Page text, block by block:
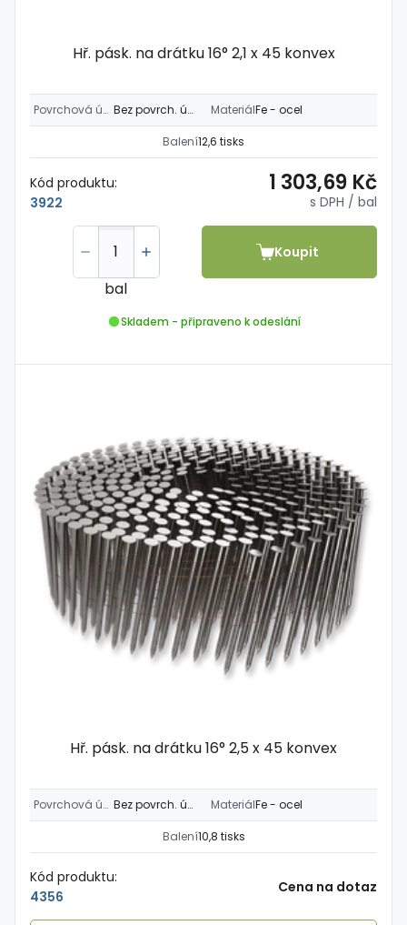
Hř. pásk. na drátku 16° 2,1 x 45 konvex
Povrchová úprava Bez povrch. úpravy MateriálFe - ocel
Balení12,6 tisks
Kód produktu:
3922
1 303,69 Kč
s DPH / bal
bal
Koupit
Skladem - připraveno k odeslání
Hř. pásk. na drátku 16° 2,5 x 45 konvex
Povrchová úprava Bez povrch. úpravy MateriálFe - ocel
Balení10,8 tisks
Kód produktu:
4356
Cena na dotaz